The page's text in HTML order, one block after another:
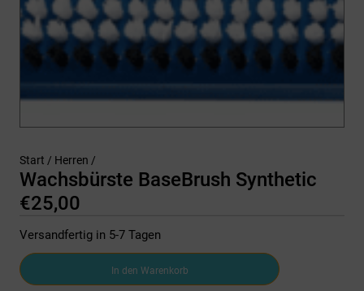
Start / Herren /
Wachsbürste BaseBrush Synthetic
€25,00
Versandfertig in 5-7 Tagen
Wachsbürste
BaseBrush
In den Warenkorb